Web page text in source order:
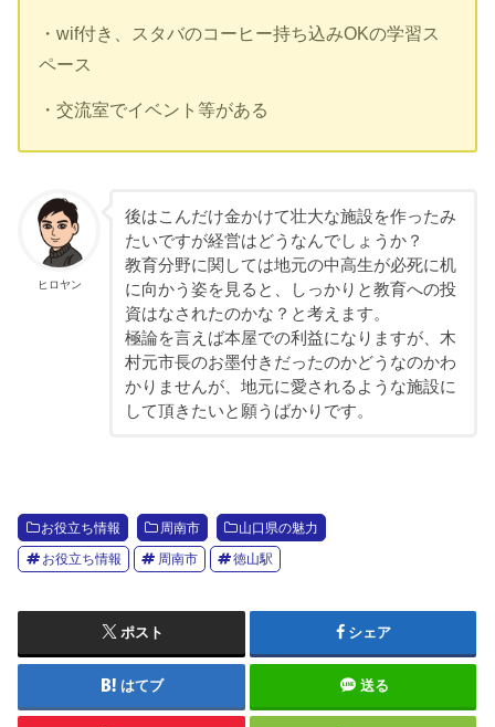
・wif付き、スタバのコーヒー持ち込みOKの学習ス
ペース
・交流室でイベント等がある
ヒロヤン
後はこんだけ金かけて壮大な施設を作ったみ
たいですが経営はどうなんでしょうか？
教育分野に関しては地元の中高生が必死に机
に向かう姿を見ると、しっかりと教育への投
資はなされたのかな？と考えます。
極論を言えば本屋での利益になりますが、木
村元市長のお墨付きだったのかどうなのかわ
かりませんが、地元に愛されるような施設に
して頂きたいと願うばかりです。
お役立ち情報 周南市 山口県の魅力
お役立ち情報 周南市 徳山駅
ポスト シェア
はてブ 送る